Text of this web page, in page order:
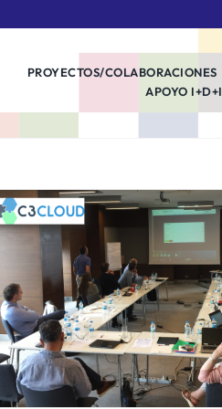
PROYECTOS/COLABORACIONES
APOYO I+D+I